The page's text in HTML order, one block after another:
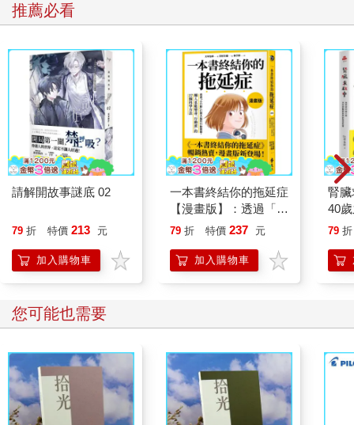
推薦必看
請解開故事謎底 02
79 折 特價 213 元
加入購物車
一本書終結你的拖延症
【漫畫版】：透過「小
行動」打開大腦的行動
「行動派」的37個科
學方法
79 折 特價 237 元
加入購物車
腎
40
就
79 折
您可能也需要